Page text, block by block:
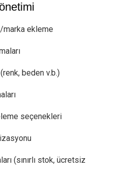
marka ekleme
beden v.b.)
seçenekleri
(sınırlı stok, ücretsiz